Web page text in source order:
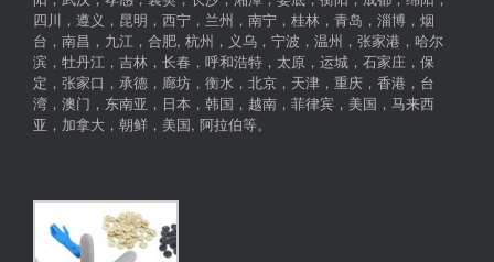
四川，遵义，昆明，西宁，兰州，南宁，桂林，青岛，淄博，烟
台，南昌，九江，合肥, 杭州，义乌，宁波，温州，张家港，哈尔
滨，牡丹江，吉林，长春，呼和浩特，太原，运城，石家庄，保
定，张家口，承德，廊坊，衡水，北京，天津，重庆，香港，台
湾，澳门，东南亚，日本，韩国，越南，菲律宾，美国，马来西
亚，加拿大，朝鲜，美国, 阿拉伯等。